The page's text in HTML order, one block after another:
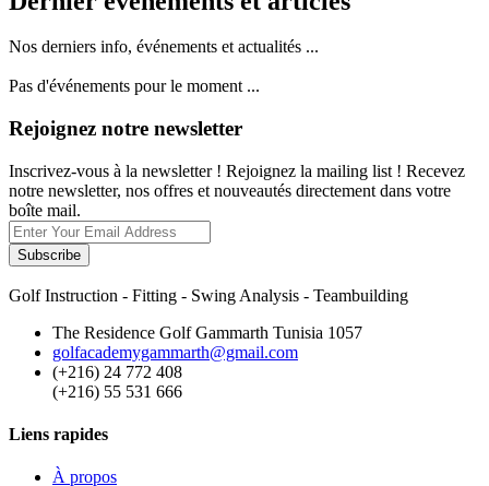
Nos derniers info, événements et actualités ...
Pas d'événements pour le moment ...
Rejoignez notre newsletter
Inscrivez-vous à la newsletter ! Rejoignez la mailing list ! Recevez
notre newsletter, nos offres et nouveautés directement dans votre
boîte mail.
Subscribe
Golf Instruction - Fitting - Swing Analysis - Teambuilding
The Residence Golf Gammarth Tunisia 1057
golfacademygammarth@gmail.com
(+216) 24 772 408
(+216) 55 531 666
Liens rapides
À propos